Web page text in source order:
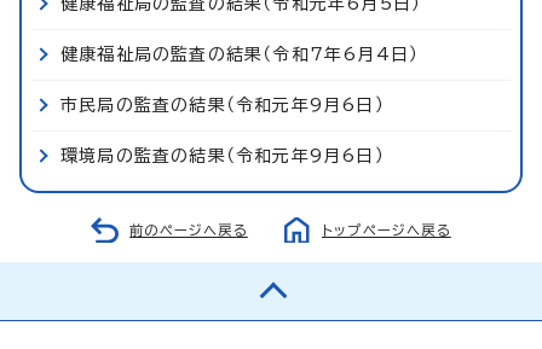
健康福祉局の監査の結果（令和7年6月4日）
市民局の監査の結果（令和元年9月6日）
環境局の監査の結果（令和元年9月6日）
前のページへ戻る トップページへ戻る